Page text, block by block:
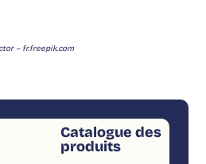
– fr.freepik.com
Catalogue des
produits